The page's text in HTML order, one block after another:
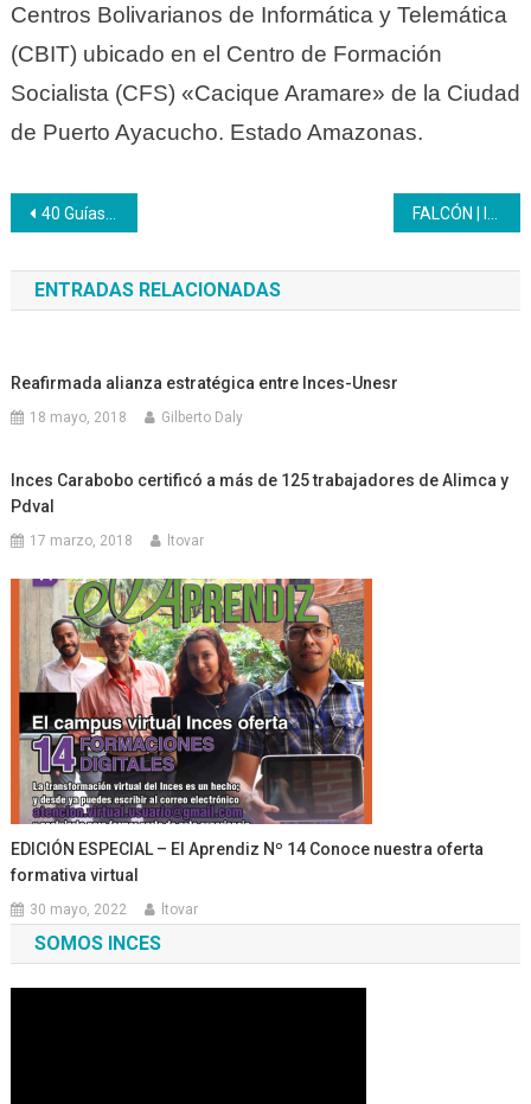
Centros Bolivarianos de Informática y Telemática
(CBIT) ubicado en el Centro de Formación
Socialista (CFS) «Cacique Aramare» de la Ciudad
de Puerto Ayacucho. Estado Amazonas.
Navegación
de
entradas
40 Guías de Turismo formados por el Inces son los paladines del Parque Monumental Ana María Campos
ENTRADAS RELACIONADAS
Reafirmada alianza estratégica entre Inces-Unesr
18 mayo, 2018 Gilberto Daly
Inces Carabobo certificó a más de 125 trabajadores de Alimca y
Pdval
17 marzo, 2018 ltovar
EDICIÓN ESPECIAL – El Aprendiz Nº 14 Conoce nuestra oferta
formativa virtual
30 mayo, 2022 ltovar
SOMOS INCES